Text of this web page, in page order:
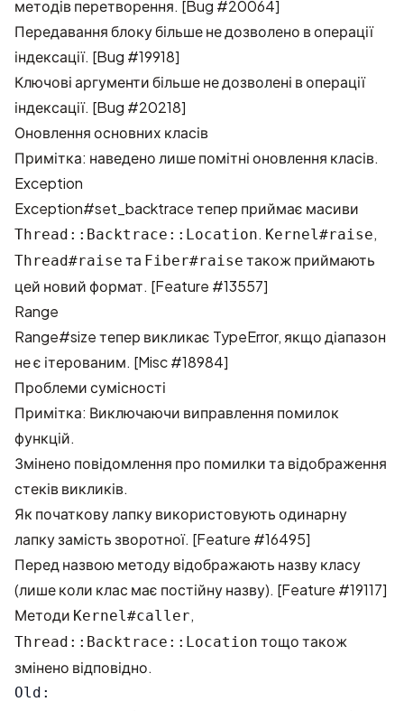
методів перетворення. [Bug #20064]
Передавання блоку більше не дозволено в операції
індексації. [Bug #19918]
Ключові аргументи більше не дозволені в операції
індексації. [Bug #20218]
Оновлення основних класів
Примітка: наведено лише помітні оновлення класів.
Exception
Exception#set_backtrace тепер приймає масиви
Thread::Backtrace::Location. Kernel#raise,
Thread#raise та Fiber#raise також приймають
цей новий формат. [Feature #13557]
Range
Range#size тепер викликає TypeError, якщо діапазон
не є ітерованим. [Misc #18984]
Проблеми сумісності
Примітка: Виключаючи виправлення помилок
функцій.
Змінено повідомлення про помилки та відображення
стеків викликів.
Як початкову лапку використовують одинарну
лапку замість зворотної. [Feature #16495]
Перед назвою методу відображають назву класу
(лише коли клас має постійну назву). [Feature #19117]
Методи Kernel#caller,
Thread::Backtrace::Location тощо також
змінено відповідно.
Old: